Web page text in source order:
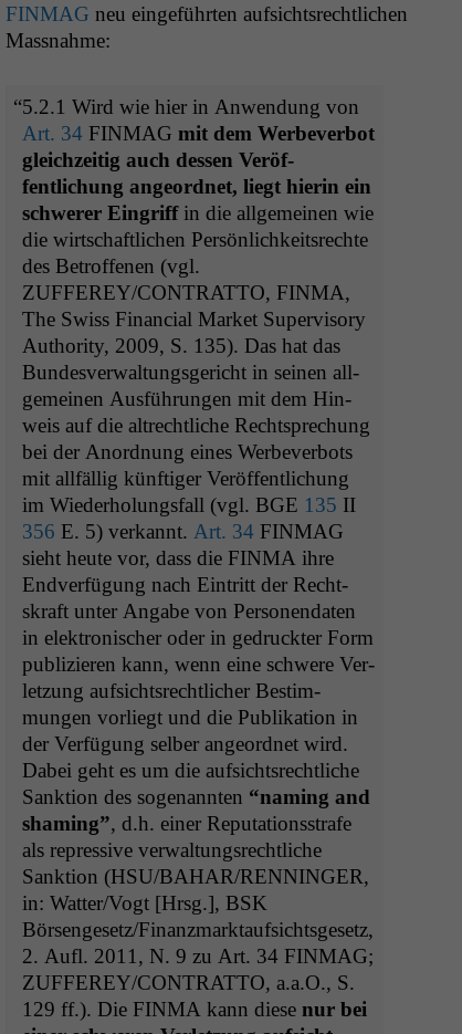
FINMAG neu einge­führten auf­sicht­srechtlichen
Massnahme:
“
5.2.1 Wird wie hier in Anwen­dung von
Art. 34 FINMAG mit dem Wer­be­ver­bot
gle­ichzeit­ig auch dessen Veröf­
fentlichung ange­ord­net, liegt hierin ein
schw­er­er Ein­griffin die all­ge­meinen wie
die wirtschaftlichen Per­sön­lichkeit­srechte
des Betrof­fe­nen (vgl.
ZUFFEREY/CONTRATTO, FINMA,
The Swiss Finan­cial Mar­ket Super­vi­so­ry
Author­i­ty, 2009, S. 135). Das hat das
Bun­desver­wal­tungs­gericht in seinen all­
ge­meinen Aus­führun­gen mit dem Hin­
weis auf die altrechtliche Recht­sprechung
bei der Anord­nung eines Wer­be­ver­bots
mit allfäl­lig kün­ftiger Veröf­fentlichung
im Wieder­hol­ungs­fall (vgl. BGE 135 II
356 E. 5) verkan­nt. Art. 34 FINMAG
sieht heute vor, dass die FINMA ihre
End­ver­fü­gung nach Ein­tritt der Recht­
skraft unter Angabe von Per­so­n­en­dat­en
in elek­tro­n­is­ch­er oder in gedruck­ter Form
pub­lizieren kann, wenn eine schwere Ver­
let­zung auf­sicht­srechtlich­er Bes­tim­
mungen vor­liegt und die Pub­lika­tion in
der Ver­fü­gung sel­ber ange­ord­net wird.
Dabei geht es um die auf­sicht­srechtliche
Sank­tion des soge­nan­nten “nam­ing and
sham­ing”, d.h. ein­er Rep­u­ta­tion­sstrafe
als repres­sive ver­wal­tungsrechtliche
Sank­tion (HSU/BAHAR/RENNINGER,
in: Watter/Vogt [Hrsg.], BSK
Börsengesetz/Finanzmarktaufsichtsgesetz,
2. Aufl. 2011, N. 9 zu Art. 34 FINMAG;
ZUFFEREY/CONTRATTO, a.a.O., S.
129 ff.). Die FINMA kann diese nur bei
Notwendige